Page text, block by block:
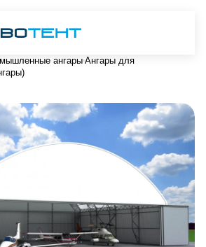
ангары Ангары для